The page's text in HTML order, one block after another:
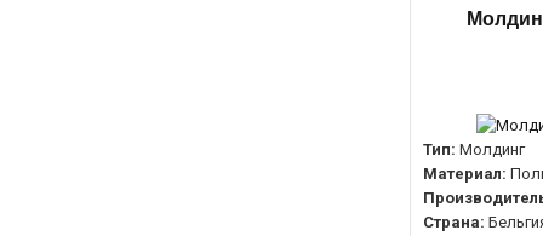
Тип: Молдинг
Материал:
Страна: